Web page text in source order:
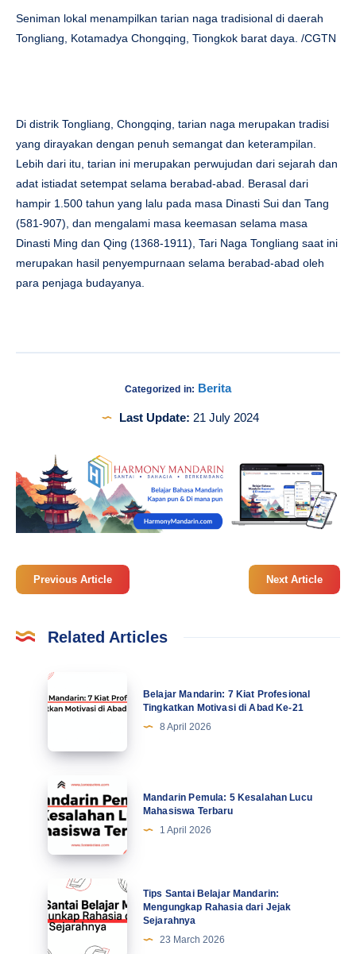
Seniman lokal menampilkan tarian naga tradisional di daerah
Tongliang, Kotamadya Chongqing, Tiongkok barat daya. /CGTN
Di distrik Tongliang, Chongqing, tarian naga merupakan tradisi
yang dirayakan dengan penuh semangat dan keterampilan.
Lebih dari itu, tarian ini merupakan perwujudan dari sejarah dan
adat istiadat setempat selama berabad-abad. Berasal dari
hampir 1.500 tahun yang lalu pada masa Dinasti Sui dan Tang
(581-907), dan mengalami masa keemasan selama masa
Dinasti Ming dan Qing (1368-1911), Tari Naga Tongliang saat ini
merupakan hasil penyempurnaan selama berabad-abad oleh
para penjaga budayanya.
Categorized in: Berita
Last Update: 21 July 2024
Previous Article Next Article
Related Articles
Belajar
Mandarin:
Profesional
Tingkatkan
Motivasi
di
Abad
Ke-
Belajar Mandarin: 7 Kiat Profesional
Tingkatkan Motivasi di Abad Ke-21
8 April 2026
Mandarin
Pemula:
5
Kesalahan
Lucu
Mahasiswa
Terbaru
Mandarin Pemula: 5 Kesalahan Lucu
Mahasiswa Terbaru
1 April 2026
Tips
Santai
Belajar
Mandarin:
Tips Santai Belajar Mandarin:
Mengungkap Rahasia dari Jejak
Sejarahnya
23 March 2026